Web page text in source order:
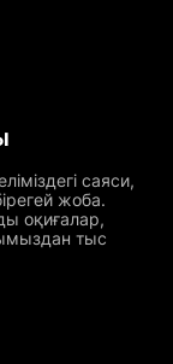
саяси,
жоба.
оқиғалар,
тыс